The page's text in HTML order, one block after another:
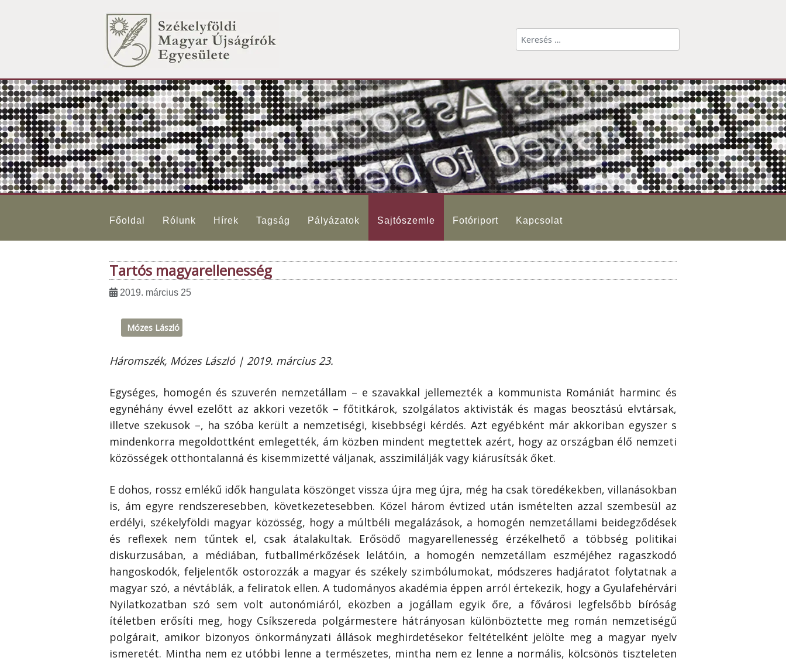
Főoldal Rólunk Hírek Tagság Pályázatok Sajtószemle Fotóriport Kapcsolat
Tartós magyarellenesség
2019. március 25
Mózes László
Háromszék, Mózes László | 2019. március 23.
Egységes, homogén és szuverén nemzetállam – e szavakkal jellemezték a kommunista Romániát harminc és
egynéhány évvel ezelőtt az akkori vezetők – főtitkárok, szolgálatos aktivisták és magas beosztású elvtársak,
illetve szekusok –, ha szóba került a nemzetiségi, kisebbségi kérdés. Azt egyébként már akkoriban egyszer s
mindenkorra megoldottként emlegették, ám közben mindent megtettek azért, hogy az országban élő nemzeti
közösségek otthontalanná és kisemmizetté váljanak, asszimilálják vagy kiárusítsák őket.
E dohos, rossz emlékű idők hangulata köszönget vissza újra meg újra, még ha csak töredékekben, villanásokban
is, ám egyre rendszeresebben, következetesebben. Közel három évtized után ismételten azzal szembesül az
erdélyi, székelyföldi magyar közösség, hogy a múltbéli megalázások, a homogén nemzetállami beidegződések
és reflexek nem tűntek el, csak átalakultak. Erősödő magyarellenesség érzékelhető a többség politikai
diskurzusában, a médiában, futballmérkőzések lelátóin, a homogén nemzetállam eszméjéhez ragaszkodó
hangoskodók, feljelentők ostorozzák a magyar és székely szimbólumokat, módszeres hadjáratot folytatnak a
magyar szó, a névtáblák, a feliratok ellen. A tudományos akadémia éppen arról értekezik, hogy a Gyulafehérvári
Nyilatkozatban szó sem volt autonómiáról, eközben a jogállam egyik őre, a fővárosi legfelsőbb bíróság
ítéletben erősíti meg, hogy Csíkszereda polgármestere hátrányosan különböztette meg román nemzetiségű
polgárait, amikor bizonyos önkormányzati állások meghirdetésekor feltételként jelölte meg a magyar nyelv
ismeretét. Mintha nem ez utóbbi lenne a természetes, mintha nem ez lenne a normális, kölcsönös tiszteleten